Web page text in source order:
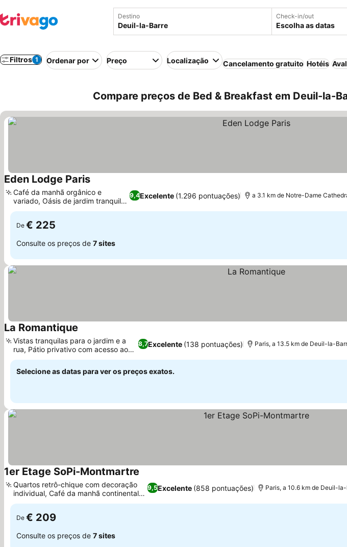
Destino Check-in/out
Escolha as datas
Filtros 1 Ordenar por Preço Localização Cancelamento gratuito Hotéis
Compare preços de Bed & Breakfast em Deuil-la-
Eden Lodge Paris
9,4Excelente (1.296 pontuações)
Café da manhã orgânico e
variado, Oásis de jardim tranquilo
em Paris
a 3.1 km de Notre-Dame
De € 225
Consulte os preços de 7 sites
La Romantique
8,7Excelente (138 pontuações)
Vistas tranquilas para o jardim e a
rua, Pátio privativo com acesso ao
jardim
Paris, a 13.5 km de Deuil-la-
Selecione as datas para ver os preços exatos.
1er Etage SoPi-Montmartre
9,5Excelente (858 pontuações)
Quartos retrô-chique com decoração
individual, Café da manhã continental
gourmet
Paris, a 10.6 km de Deuil-
De € 209
Consulte os preços de 7 sites